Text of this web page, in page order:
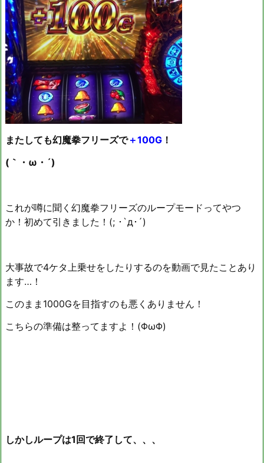
またしても幻魔拳フリーズで＋100G ！
(｀・ω・´)ゞ
これが噂に聞く幻魔拳フリーズのループモードってやつ
か！初めて引きました！(; ･`д･´)
大事故で4ケタ上乗せをしたりするのを動画で見たことあり
ます…！
このまま1000Gを目指すのも悪くありません！
こちらの準備は整ってますよ！(ΦωΦ)
しかしループは1回で終了して、、、